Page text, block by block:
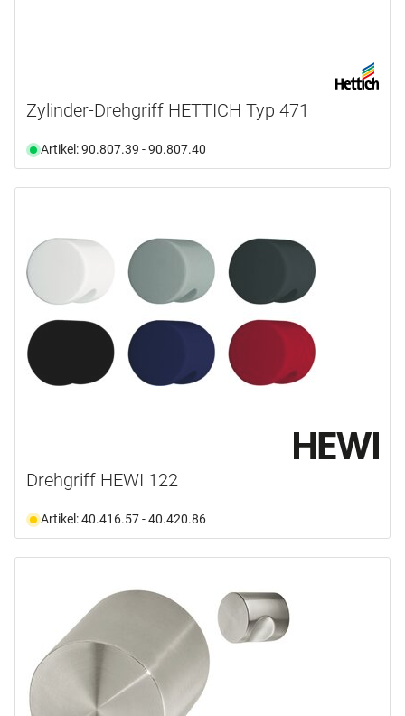
Zylinder-Drehgriff HETTICH Typ 471
Artikel: 90.807.39 - 90.807.40
Drehgriff HEWI 122
Artikel: 40.416.57 - 40.420.86